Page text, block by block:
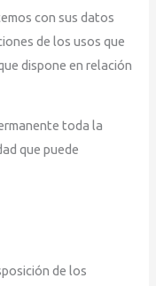
con sus datos
de los usos que
dispone en relación
toda la
que puede
de los